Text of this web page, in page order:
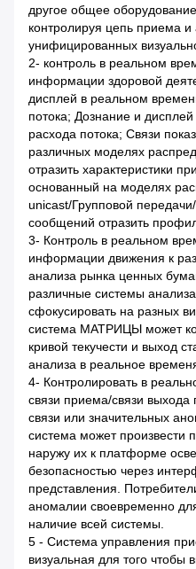
другое общее
контролируя цепь приема
унифицированных
2- контроль в реальном
информации здоровой
дисплей в реальном
потока; Дознание и дисплей
расхода потока; Связи
различных моделях
отразить характеристики
основанный на моделях
unicast/Групповой
сообщений отразить
3- Контроль в реальном
информации движения к
анализа рынка ценных
различные системы
сфокусировать на разных
система МАТРИЦЫ может
кривой текучести и выход
анализа в реальное
4- Контролировать в
связи приема/связи
связи или значительных
система может произвести
наружу их к платформе
безопасностью через
представления.
аномалии своевременно
наличие всей системы.
5 - Система управления
визуальная для того